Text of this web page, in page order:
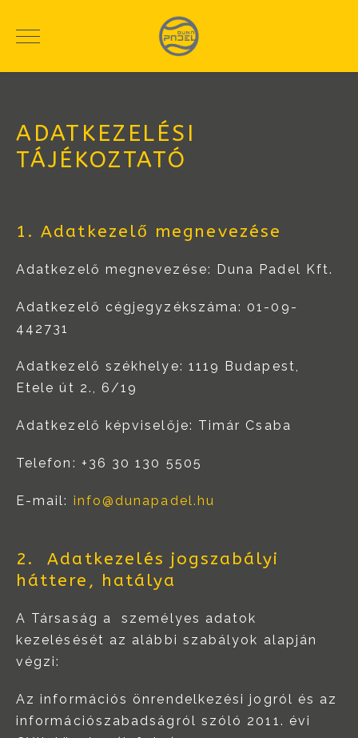
ADATKEZELÉSI
TÁJÉKOZTATÓ
1. Adatkezelő megnevezése
Adatkezelő megnevezése: Duna Padel Kft.
Adatkezelő cégjegyzékszáma: 01-09-
442731
Adatkezelő székhelye: 1119 Budapest,
Etele út 2., 6/19
Adatkezelő képviselője: Timár Csaba
Telefon: +36 30 130 5505
E-mail: info@dunapadel.hu
2. Adatkezelés jogszabályi
háttere, hatálya
A Társaság a személyes adatok
kezelésését az alábbi szabályok alapján
végzi:
Az információs önrendelkezési jogról és az
információszabadságról szóló 2011. évi